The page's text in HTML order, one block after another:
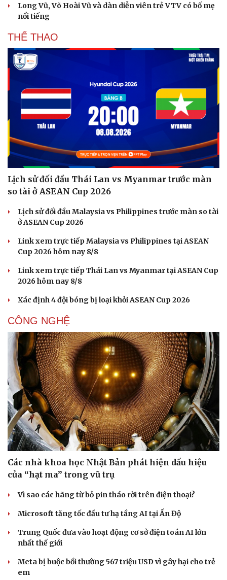
Cải chính
Long Vũ, Võ Hoài Vũ và dàn diễn viên trẻ VTV có bố mẹ
nổi tiếng
THỂ THAO
Lịch sử đối đầu Thái Lan vs Myanmar trước màn
so tài ở ASEAN Cup 2026
Lịch sử đối đầu Malaysia vs Philippines trước màn so tài
ở ASEAN Cup 2026
Link xem trực tiếp Malaysia vs Philippines tại ASEAN
Cup 2026 hôm nay 8/8
Link xem trực tiếp Thái Lan vs Myanmar tại ASEAN Cup
2026 hôm nay 8/8
Xác định 4 đội bóng bị loại khỏi ASEAN Cup 2026
CÔNG NGHỆ
Các nhà khoa học Nhật Bản phát hiện dấu hiệu
của “hạt ma” trong vũ trụ
Vì sao các hãng từ bỏ pin tháo rời trên điện thoại?
Microsoft tăng tốc đầu tư hạ tầng AI tại Ấn Độ
Trung Quốc đưa vào hoạt động cơ sở điện toán AI lớn
nhất thế giới
Meta bị buộc bồi thường 567 triệu USD vì gây hại cho trẻ
em